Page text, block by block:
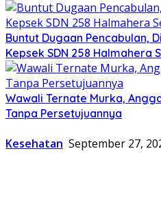
Buntut Dugaan Pencabulan,
Kepsek SDN 258 Halmahera
Wawali Ternate Murka,
Tanpa Persetujuannya
Kesehatan September 27,